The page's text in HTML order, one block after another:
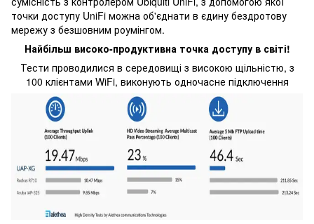
точки доступу UniFi можна об'єднати в єдину бездротову
мережу з безшовним роумінгом.
Найбільш високо-продуктивна точка доступу в світі!
Тести проводилися в середовищі з високою щільністю, з
100 клієнтами WiFi, виконують одночасне підключення